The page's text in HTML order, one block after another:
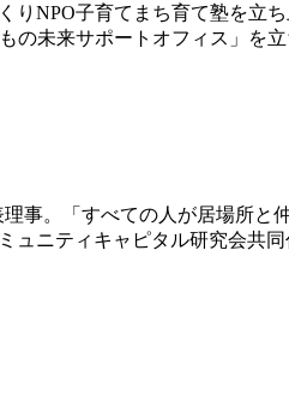
NPO子育てまち育て塾を立
の未来サポートオフィス」を
事。「すべての人が居場所
ニティキャピタル研究会共